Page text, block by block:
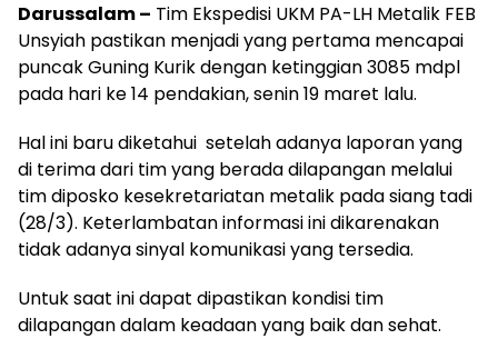
Darussalam – Tim Ekspedisi UKM PA-LH Metalik FEB
Unsyiah pastikan menjadi yang pertama mencapai
puncak Guning Kurik dengan ketinggian 3085 mdpl
pada hari ke 14 pendakian, senin 19 maret lalu.
Hal ini baru diketahui setelah adanya laporan yang
di terima dari tim yang berada dilapangan melalui
tim diposko kesekretariatan metalik pada siang tadi
(28/3). Keterlambatan informasi ini dikarenakan
tidak adanya sinyal komunikasi yang tersedia.
Untuk saat ini dapat dipastikan kondisi tim
dilapangan dalam keadaan yang baik dan sehat.